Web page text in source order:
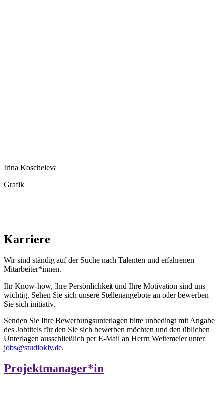
Irina Koscheleva
Grafik
Karriere
Wir sind ständig auf der Suche nach Talenten und erfahrenen
Mitarbeiter*innen.
Ihr Know-how, Ihre Persönlichkeit und Ihre Motivation sind uns
wichtig. Sehen Sie sich unsere Stellenangebote an oder bewerben
Sie sich initiativ.
Senden Sie Ihre Bewerbungsunterlagen bitte unbedingt mit Angabe
des Jobtitels für den Sie sich bewerben möchten und den üblichen
Unterlagen ausschließlich per E-Mail an Herrn Weitemeier unter
jobs@studioklv.de.
Projektmanager*in